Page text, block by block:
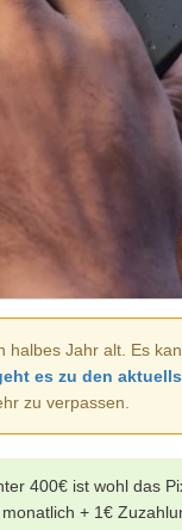
Jahr alt. Es
es zu den
zu verpassen.
400€ ist wohl das
monatlich + 1€